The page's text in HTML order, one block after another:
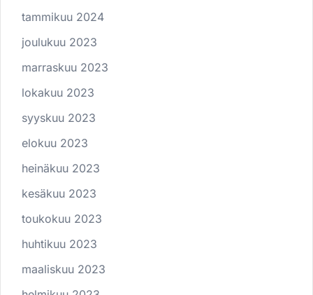
tammikuu 2024
joulukuu 2023
marraskuu 2023
lokakuu 2023
syyskuu 2023
elokuu 2023
heinäkuu 2023
kesäkuu 2023
toukokuu 2023
huhtikuu 2023
maaliskuu 2023